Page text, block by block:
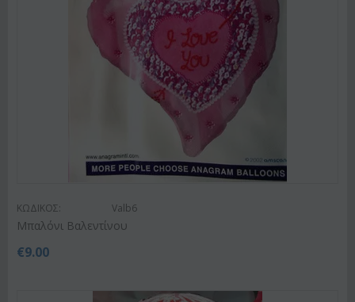
ΚΩΔΙΚΟΣ: Valb6
Μπαλόνι Βαλεντίνου
€9.00